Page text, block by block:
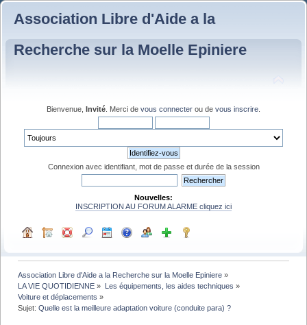
Association Libre d'Aide a la
Recherche sur la Moelle Epiniere
Bienvenue, Invité . Merci de vous connecter ou de vous inscrire
Connexion avec identifiant, mot de passe et durée de la session
Nouvelles:
INSCRIPTION AU FORUM ALARME cliquez ici
Association Libre d'Aide a la Recherche sur la Moelle Epiniere »
LA VIE QUOTIDIENNE » Les équipements, les aides techniques »
Voiture et déplacements »
Sujet:Quelle est la meilleure adaptation voiture (conduite para) ?